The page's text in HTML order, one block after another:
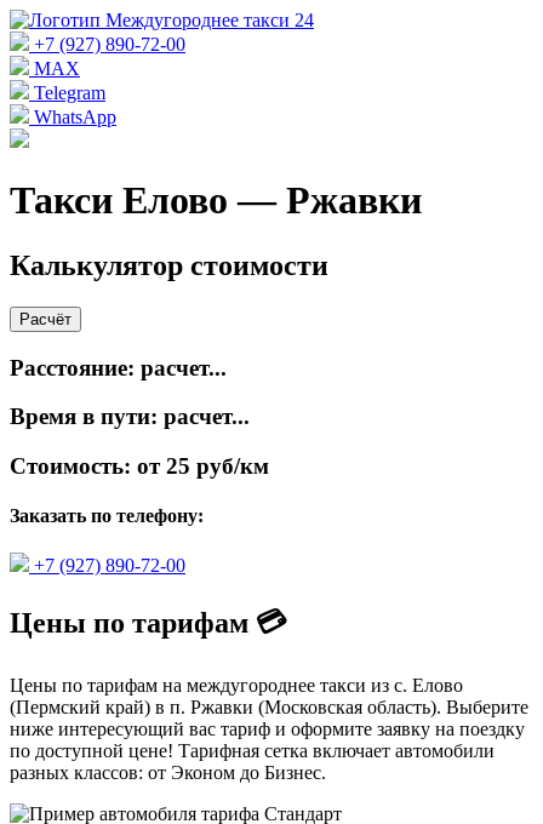
+7 (927) 890-72-00
MAX
Telegram
WhatsApp
Такси Елово — Ржавки
Калькулятор стоимости
Расчёт
Расстояние: расчет...
Время в пути: расчет...
Стоимость: от 25 руб/км
Заказать по телефону:
+7 (927) 890-72-00
Цены по тарифам 💳
Цены по тарифам на междугороднее такси из с. Елово
(Пермский край) в п. Ржавки (Московская область). Выберите
ниже интересующий вас тариф и оформите заявку на поездку
по доступной цене! Тарифная сетка включает автомобили
разных классов: от Эконом до Бизнес.